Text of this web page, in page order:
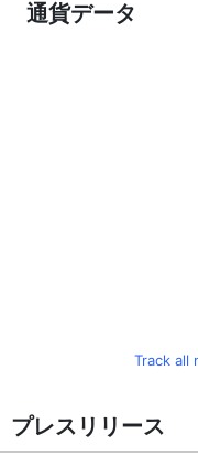
通貨データ
Track all
プレスリリース